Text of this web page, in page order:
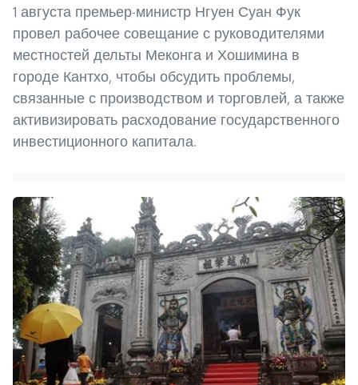
1 августа премьер-министр Нгуен Суан Фук
провел рабочее совещание с руководителями
местностей дельты Меконга и Хошимина в
городе Кантхо, чтобы обсудить проблемы,
связанные с производством и торговлей, а также
активизировать расходование государственного
инвестиционного капитала.